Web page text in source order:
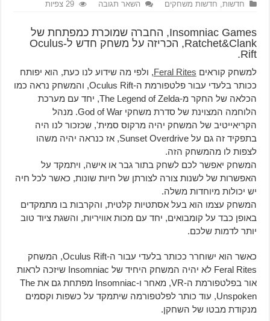
חדשות, חדשות משחקים השאר תגובה 29 צפיות
Insomniac Games, החברה שמוכרת כמפתחת של
Ratchet&Clank, הכריזה על משחק חדש ל-Oculus
Rift.
למשחק קוראים Feral Rites, ולפי מה שידוע לנו כעת, הוא יפותח
ככותר בלעדי עבור פלטפורמת ה-Oculus Rift, והמשחק נראה כמו
הכלאה של החקר מ-The Legend of Zelda, יחד עם מערכת
הלוחמה המצוינת של סדרת משחקי God of War. מנהל
הקריאייטיב של המשחק יהיה מרקוס סמית', שכזכור לנו היה
בתפקיד זה גם על Sunset Overdrive, אז כנראה יהיה משהו
לצפות לו מהמשחק הזה.
המשחק יאפשר לכם לשחק בתור גבר או אישה, ויתמקד על
האפשרות של לשנות צורה לצורתן של חיות שונות, כאשר לכל חיה
יש יכולות מיוחדות משלה.
המשחק עצמו הוא בעל אסתטיות קלטית, והקרבות בו מתמקדים
באופן כבד על קומבואים, יחד עם מכות אוויריות, והשגת ציוד טוב
יותר לדמות שלכם.
כאשר הוא ישוחרר ככותר בלעדי עבור ה-Oculus Rift, המשחק
Feral Rites לא יהיה המשחק היחיד של Insomniac שיזכה לראות
אור בפלטפורמת ה-VR, מאחר ו-Insomniac מפתחת גם את The
Unspoken, עוד כותר לפלטפורמה שיתמקד על כשפות וקסמים
מנקודת מבטו של השחקן.